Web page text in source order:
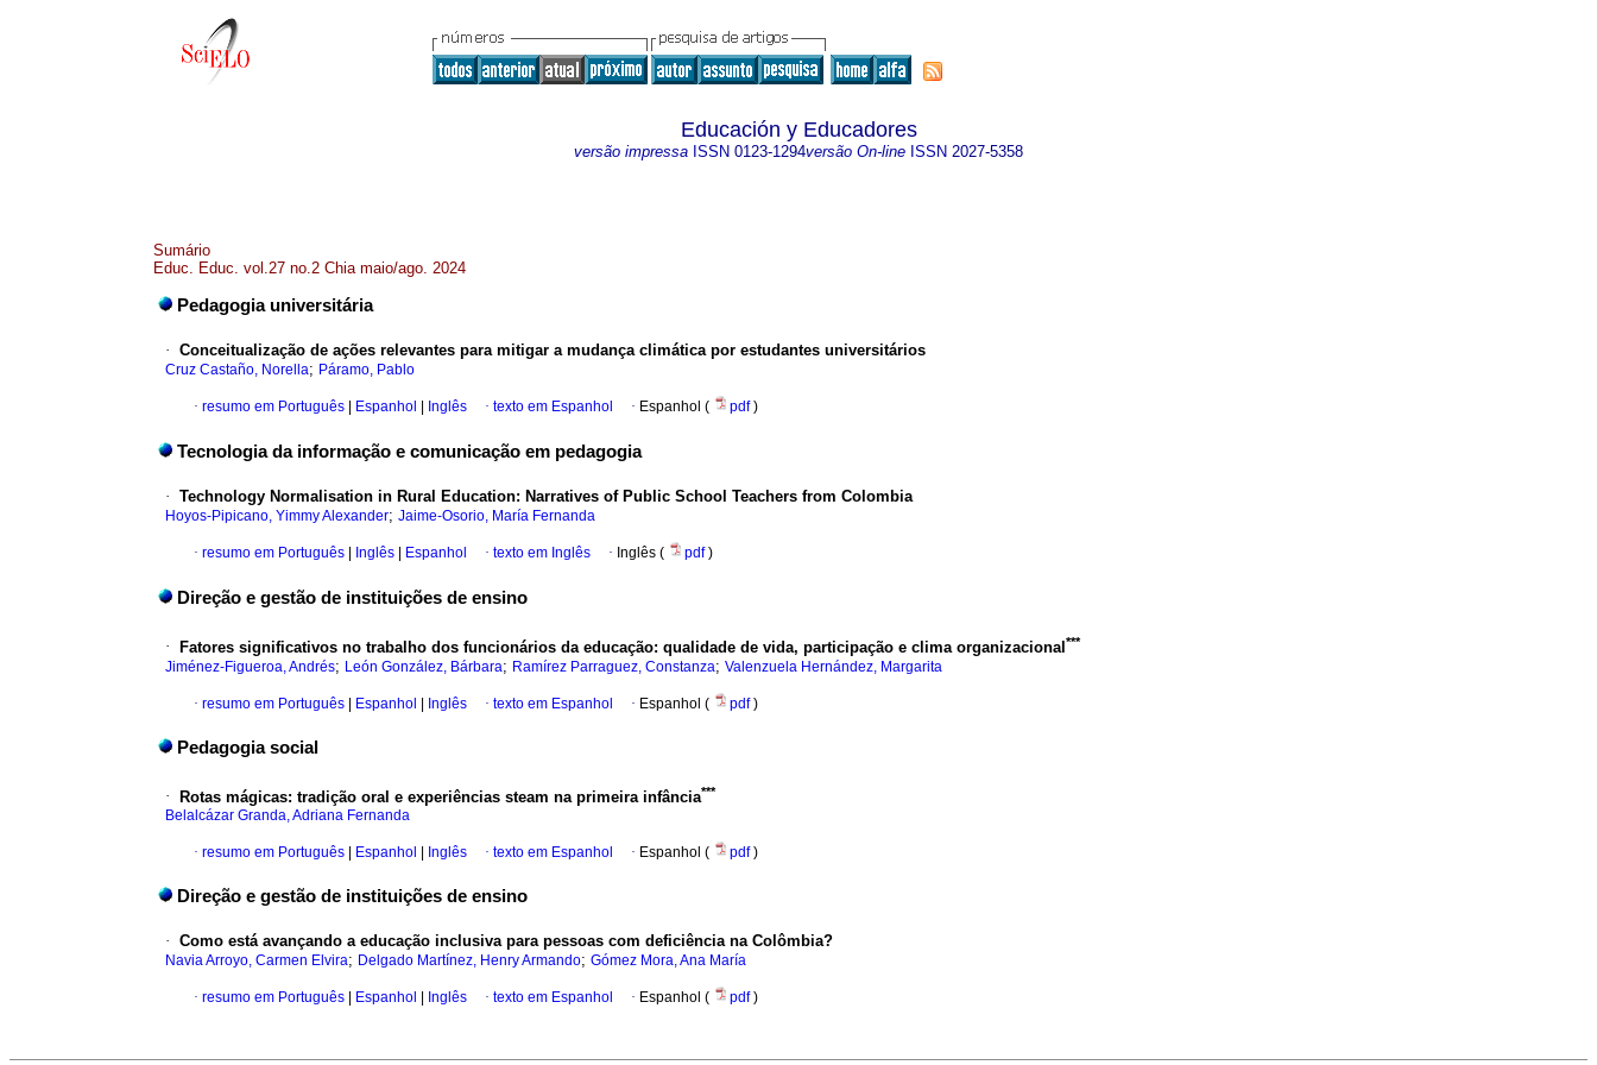
Educación y Educadores
versão impressa ISSN 0123-1294versão On-line ISSN 2027-5358
Sumário
Educ. Educ. vol.27 no.2 Chia maio/ago. 2024
Pedagogia universitária
· Conceitualização de ações relevantes para mitigar a mudança climática por estudantes universitários
Cruz Castaño, Norella; Páramo, Pablo
· resumo em Português Espanhol Inglês · texto em Espanhol · Espanhol ( pdf)
Tecnologia da informação e comunicação em pedagogia
· Technology Normalisation in Rural Education: Narratives of Public School Teachers from Colombia
Hoyos-Pipicano, Yimmy Alexander; Jaime-Osorio, María Fernanda
· resumo em Português Inglês Espanhol · texto em Inglês · Inglês ( pdf)
Direção e gestão de instituições de ensino
· Fatores significativos no trabalho dos funcionários da educação: qualidade de vida, participação e clima organizacional ***
Jiménez-Figueroa, Andrés; León González, Bárbara; Ramírez Parraguez, Constanza; Valenzuela Hernández, Margarita
· resumo em Português | Espanhol | Inglês · texto em Espanhol · Espanhol ( pdf)
Pedagogia social
· Rotas mágicas: tradição oral e experiências steam na primeira infância***
Belalcázar Granda, Adriana Fernanda
· resumo em Português | Espanhol | Inglês · texto em Espanhol · Espanhol ( pdf)
Direção e gestão de instituições de ensino
· Como está avançando a educação inclusiva para pessoas com deficiência na Colômbia?
Navia Arroyo, Carmen Elvira; Delgado Martínez, Henry Armando; Gómez Mora, Ana María
· resumo em Português Espanhol Inglês · texto em Espanhol · Espanhol ( pdf)